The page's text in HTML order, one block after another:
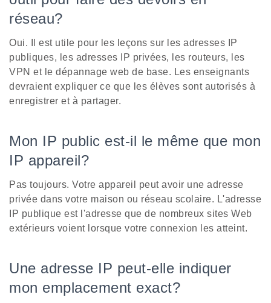
réseau?
Oui. Il est utile pour les leçons sur les adresses IP
publiques, les adresses IP privées, les routeurs, les
VPN et le dépannage web de base. Les enseignants
devraient expliquer ce que les élèves sont autorisés à
enregistrer et à partager.
Mon IP public est-il le même que mon
IP appareil?
Pas toujours. Votre appareil peut avoir une adresse
privée dans votre maison ou réseau scolaire. L'adresse
IP publique est l'adresse que de nombreux sites Web
extérieurs voient lorsque votre connexion les atteint.
Une adresse IP peut-elle indiquer
mon emplacement exact?